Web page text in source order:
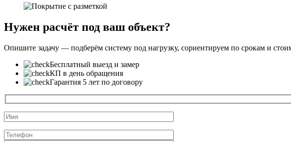
Нужен расчёт под ваш объект?
Опишите задачу — подберём систему под нагрузку, сориентируем по срокам и
Бесплатный выезд и замер
КП в день обращения
Гарантия 5 лет по договору